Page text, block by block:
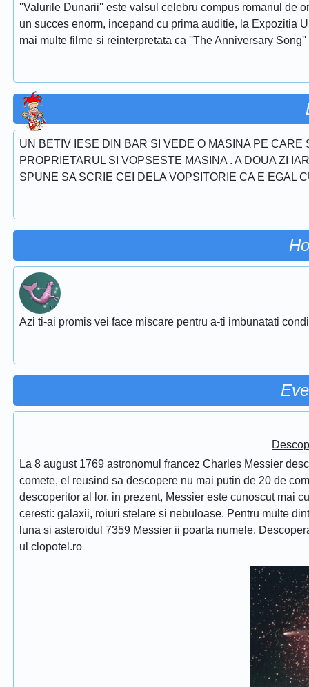
''Valurile Dunarii'' este valsul celebru compus romanul de
un succes enorm, incepand cu prima auditie, la Expozitia
mai multe filme si reinterpretata ca ''The Anniversary
UN BETIV IESE DIN BAR SI VEDE O MASINA PE
PROPRIETARUL SI VOPSESTE MASINA . A DOUA ZI
SPUNE SA SCRIE CEI DELA VOPSITORIE CA E EGAL
Azi ti-ai promis vei face miscare pentru a-ti imbunatati
La 8 august 1769 astronomul francez Charles Messier
comete, el reusind sa descopere nu mai putin de 20 de
descoperitor al lor. in prezent, Messier este cunoscut mai
ceresti: galaxii, roiuri stelare si nebuloase. Pentru multe
luna si asteroidul 7359 Messier ii poarta numele.
ul clopotel.ro